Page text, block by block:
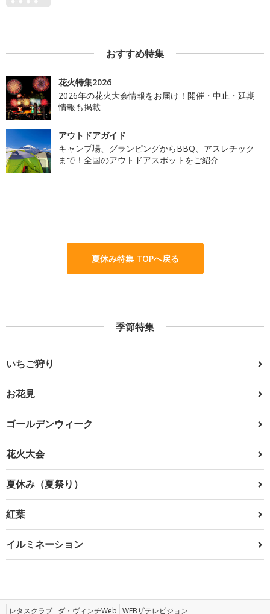
おすすめ特集
花火特集2026
2026年の花火大会情報をお届け！開催・中止・延期
情報も掲載
アウトドアガイド
キャンプ場、グランピングからBBQ、アスレチック
まで！全国のアウトドアスポットをご紹介
夏休み特集 TOPへ戻る
季節特集
いちご狩り
お花見
ゴールデンウィーク
花火大会
夏休み（夏祭り）
紅葉
イルミネーション
レタスクラブ ダ・ヴィンチWeb WEBザテレビジョン